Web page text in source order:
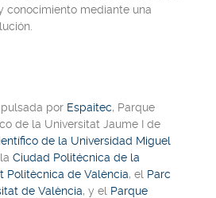
conocimiento mediante una
por Espaitec, Parque
de la Universitat Jaume I de
de la Universidad Miguel
Ciudad Politécnica de la
Politècnica de València, el Parc
de València, y el Parque